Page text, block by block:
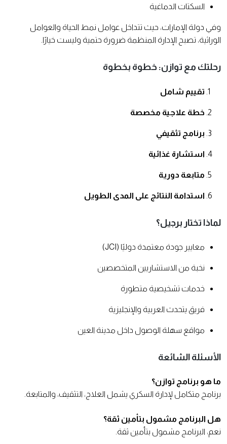
السكتات الدماغية
وفي دولة الإمارات، حيث تتداخل عوامل نمط الحياة والعوامل
الوراثية، تصبح الإدارة المنظمة ضرورة حتمية وليست خيارًا.
رحلتك مع توازن: خطوة بخطوة
تقييم شامل
خطة علاجية مخصصة
برنامج تثقيفي
استشارة غذائية
متابعة دورية
استدامة النتائج على المدى الطويل
لماذا تختار برجيل؟
معايير جودة معتمدة دوليًا (JCI)
نخبة من الاستشاريين المتخصصين
خدمات تشخيصية متطورة
فريق يتحدث العربية والإنجليزية
مواقع سهلة الوصول داخل مدينة العين
الأسئلة الشائعة
ما هو برنامج توازن؟
برنامج متكامل لإدارة السكري يشمل العلاج، التثقيف، والمتابعة.
هل البرنامج مشمول بتأمين ثقة؟
نعم، البرنامج مشمول بتأمين ثقة.